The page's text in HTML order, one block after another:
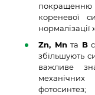
кореневої
Zn, Mnта B
збільшують
важливе
фотосинтез;